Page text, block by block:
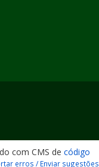
com CMS de código
erros / Enviar sugestões